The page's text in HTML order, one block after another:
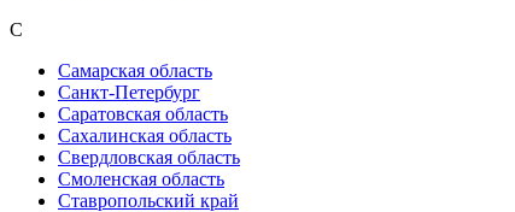
С
Самарская область
Санкт-Петербург
Саратовская область
Сахалинская область
Свердловская область
Смоленская область
Ставропольский край